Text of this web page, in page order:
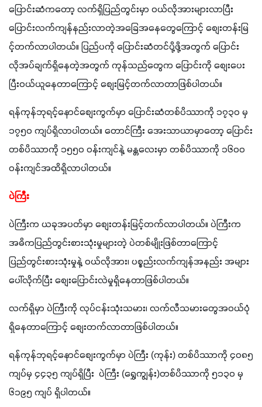
ပြောင်းဆံကတော့ လက်ရှိပြည်တွင်းမှာ ဝယ်လိုအားများလာပြီး
ပြောင်းလက်ကျန်နည်းလာတဲ့အခြေအနေတွေကြောင့် စျေးတန်းမြ
င့်တက်လာပါတယ်။ ပြည်ပကို ပြောင်းဆံတင်ပို့ဖို့အတွက် ပြောင်း
လိုအပ်ချက်ရှိနေတဲ့အတွက် ကုန်သည်တွေက ပြောင်းကို စျေးပေး
ပြီးဝယ်ယူနေတာကြောင့် စျေးမြင့်တက်လာတာဖြစ်ပါတယ်။
ရန်ကုန်ဘုရင့်နောင်စျေးကွက်မှာ ပြောင်းဆံတစ်ပိဿာကို ၁၇၃၀ မှ
၁၇၅၀ ကျပ်ရှိလာပါတယ်။ တောင်ကြီး အေးသာယာမှာတော့ ပြောင်း
တစ်ပိဿာကို ၁၅၅၀ ဝန်းကျင်နဲ့ မန္တလေးမှာ တစ်ပိဿာကို ၁၆၀၀
ဝန်းကျင်အထိရှိလာပါတယ်။
ပဲကြီး
ပဲကြီးက ယခုအပတ်မှာ စျေးတန်းမြင့်တက်လာပါတယ်။ ပဲကြီးက
အဓိကပြည်တွင်းစားသုံးမှုများတဲ့ ပဲတစ်မျိုးဖြစ်တာကြောင့်
ပြည်တွင်းစားသုံးမှုနဲ့ ဝယ်လိုအား၊ ပစ္စည်းလက်ကျန်အနည်း အများ
ပေါ်လိုက်ပြီး စျေးပြောင်းလဲမှုရှိနေတာဖြစ်ပါတယ်။
လက်ရှိမှာ ပဲကြီးကို လုပ်ငန်းသုံးသမား၊ လက်လီသမားတွေအဝယ်ပုံ
ရှိနေတာကြောင့် စျေးတက်လာတာဖြစ်ပါတယ်။
ရန်ကုန်ဘုရင့်နောင်စျေးကွက်မှာ ပဲကြီး (ကုန်း) တစ်ပိဿာကို ၄၀၈၅
ကျပ်မှ ၄၄၃၅ ကျပ်ရှိပြီး  ပဲကြီး (ရွှေကျွန်း)တစ်ပိဿာကို ၅၁၃၀ မှ
၆၁၉၅ ကျပ် ရှိပါတယ်။